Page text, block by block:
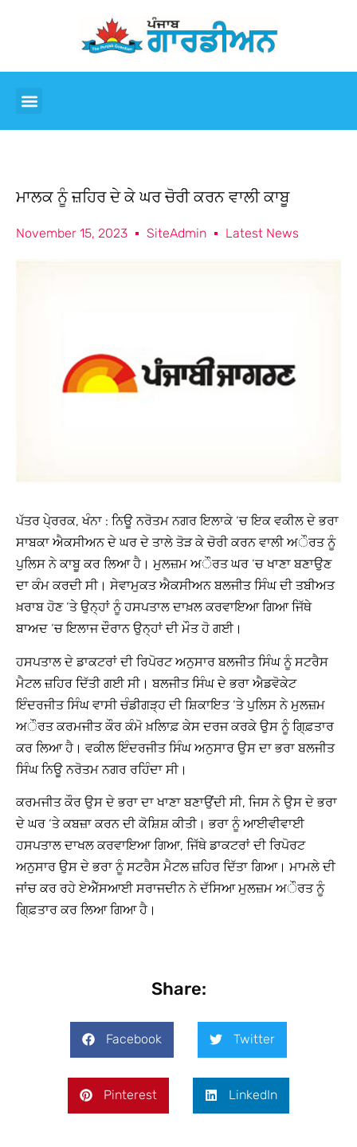
ਮਾਲਕ ਨੂੰ ਜ਼ਹਿਰ ਦੇ ਕੇ ਘਰ ਚੋਰੀ ਕਰਨ ਵਾਲੀ ਕਾਬੂ
November 15, 2023 SiteAdmin Latest News
ਪੱਤਰ ਪੇ੍ਰਰਕ, ਖੰਨਾ : ਨਿਊ ਨਰੋਤਮ ਨਗਰ ਇਲਾਕੇ ‘ਚ ਇਕ ਵਕੀਲ ਦੇ ਭਰਾ
ਸਾਬਕਾ ਐਕਸੀਅਨ ਦੇ ਘਰ ਦੇ ਤਾਲੇ ਤੋੜ ਕੇ ਚੋਰੀ ਕਰਨ ਵਾਲੀ ਅੌਰਤ ਨੂੰ
ਪੁਲਿਸ ਨੇ ਕਾਬੂ ਕਰ ਲਿਆ ਹੈ। ਮੁਲਜ਼ਮ ਅੌਰਤ ਘਰ ‘ਚ ਖਾਣਾ ਬਣਾਉਣ
ਦਾ ਕੰਮ ਕਰਦੀ ਸੀ। ਸੇਵਾਮੁਕਤ ਐਕਸੀਅਨ ਬਲਜੀਤ ਸਿੰਘ ਦੀ ਤਬੀਅਤ
ਖ਼ਰਾਬ ਹੋਣ ‘ਤੇ ਉਨ੍ਹਾਂ ਨੂੰ ਹਸਪਤਾਲ ਦਾਖ਼ਲ ਕਰਵਾਇਆ ਗਿਆ ਜਿੱਥੇ
ਬਾਅਦ ‘ਚ ਇਲਾਜ ਦੌਰਾਨ ਉਨ੍ਹਾਂ ਦੀ ਮੌਤ ਹੋ ਗਈ।
ਹਸਪਤਾਲ ਦੇ ਡਾਕਟਰਾਂ ਦੀ ਰਿਪੋਰਟ ਅਨੁਸਾਰ ਬਲਜੀਤ ਸਿੰਘ ਨੂੰ ਸਟਰੈਸ
ਮੈਟਲ ਜ਼ਹਿਰ ਦਿੱਤੀ ਗਈ ਸੀ। ਬਲਜੀਤ ਸਿੰਘ ਦੇ ਭਰਾ ਐਡਵੋਕੇਟ
ਇੰਦਰਜੀਤ ਸਿੰਘ ਵਾਸੀ ਚੰਡੀਗੜ੍ਹ ਦੀ ਸ਼ਿਕਾਇਤ ‘ਤੇ ਪੁਲਿਸ ਨੇ ਮੁਲਜ਼ਮ
ਅੌਰਤ ਕਰਮਜੀਤ ਕੌਰ ਕੰਮੋ ਖ਼ਲਿਾਫ਼ ਕੇਸ ਦਰਜ ਕਰਕੇ ਉਸ ਨੂੰ ਗਿ੍ਫ਼ਤਾਰ
ਕਰ ਲਿਆ ਹੈ। ਵਕੀਲ ਇੰਦਰਜੀਤ ਸਿੰਘ ਅਨੁਸਾਰ ਉਸ ਦਾ ਭਰਾ ਬਲਜੀਤ
ਸਿੰਘ ਨਿਊ ਨਰੋਤਮ ਨਗਰ ਰਹਿੰਦਾ ਸੀ।
ਕਰਮਜੀਤ ਕੌਰ ਉਸ ਦੇ ਭਰਾ ਦਾ ਖਾਣਾ ਬਣਾਉਂਦੀ ਸੀ, ਜਿਸ ਨੇ ਉਸ ਦੇ ਭਰਾ
ਦੇ ਘਰ ‘ਤੇ ਕਬਜ਼ਾ ਕਰਨ ਦੀ ਕੋਸ਼ਿਸ਼ ਕੀਤੀ। ਭਰਾ ਨੂੰ ਆਈਵੀਵਾਈ
ਹਸਪਤਾਲ ਦਾਖਲ ਕਰਵਾਇਆ ਗਿਆ, ਜਿੱਥੇ ਡਾਕਟਰਾਂ ਦੀ ਰਿਪੋਰਟ
ਅਨੁਸਾਰ ਉਸ ਦੇ ਭਰਾ ਨੂੰ ਸਟਰੈਸ ਮੈਟਲ ਜ਼ਹਿਰ ਦਿੱਤਾ ਗਿਆ। ਮਾਮਲੇ ਦੀ
ਜਾਂਚ ਕਰ ਰਹੇ ਏਐੱਸਆਈ ਸਰਾਜਦੀਨ ਨੇ ਦੱਸਿਆ ਮੁਲਜ਼ਮ ਅੌਰਤ ਨੂੰ
ਗਿ੍ਫ਼ਤਾਰ ਕਰ ਲਿਆ ਗਿਆ ਹੈ।
Share:
Facebook Twitter
Pinterest LinkedIn